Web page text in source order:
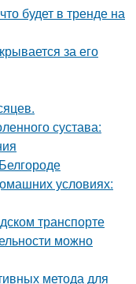
будет в тренде на
за его
сустава:
условиях:
транспорте
можно
метода для